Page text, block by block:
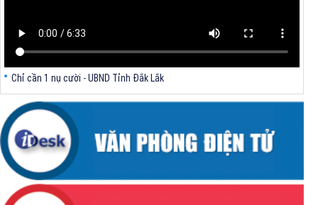
Chỉ cần 1 nụ cười - UBND Tỉnh Đắk Lắk